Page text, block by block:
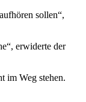
sollen“,
erwiderte der
im Weg stehen.